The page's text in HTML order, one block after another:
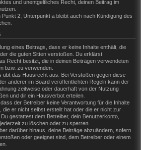
und unentgeltliches Recht, deinen Beitrag im
2, Unterpunkt a bleibt auch nach Kündigung des
eines Beitrags, dass er keine Inhalte enthält, die
die guten Sitten verstoßen. Du erklärst
Recht besitzt, die in deinen Beiträgen verwendeten
bzw. zu verwenden.
übt das Hausrecht aus. Bei Verstößen gegen diese
anderer im Board veröffentlichten Regeln kann der
zeitweise oder dauerhaft von der Nutzung
und dir ein Hausverbot erteilen.
der Betreiber keine Verantwortung für die Inhalte
die er nicht selbst erstellt hat oder die er nicht zur
gestattest dem Betreiber, dein Benutzerkonto,
zu löschen oder zu sperren.
darüber hinaus, deine Beiträge abzuändern, sofern
oder geeignet sind, dem Betreiber oder einem